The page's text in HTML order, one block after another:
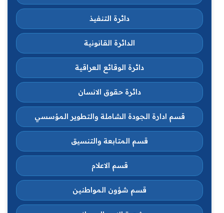
دائرة التنفيذ
الدائرة القانونية
دائرة الوقائع العراقية
دائرة حقوق الانسان
قسم ادارة الجودة الشاملة والتطوير المؤسسي
قسم المتابعة والتنسيق
قسم الاعلام
قسم شؤون المواطنين